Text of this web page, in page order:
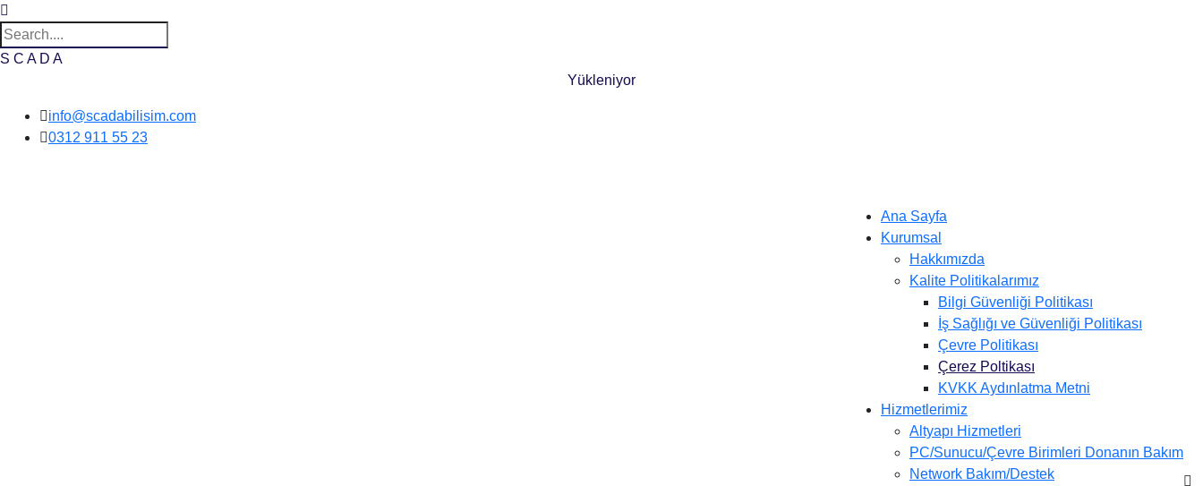
S C A D A
Yükleniyor
Skip to contentinfo@scadabilisim.com
0312 911 55 23
Ana Sayfa
Kurumsal
Hakkımızda
Kalite Politikalarımız
Bilgi Güvenliği Politikası
İş Sağlığı ve Güvenliği Politikası
Çevre Politikası
Çerez Poltikası
KVKK Aydınlatma Metni
Hizmetlerimiz
Altyapı Hizmetleri
PC/Sunucu/Çevre Birimleri Donanın Bakım
Network Bakım/Destek